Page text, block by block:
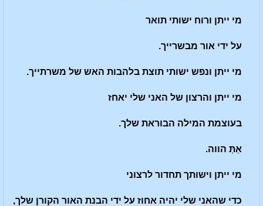
מי ייתן ורוח ישותי תואר
על ידי אור מבשרייך.
מי ייתן ונפש ישותי תוצת בלהבות האש של משרתייך.
מי ייתן והרצון של האני שלי יאחז
בעוצמת המילה הבוראת שלך.
אַתְּ הווה.
מי ייתן וישותך תחדור לרצוני
כדי שהאני שלי יהיה אחוז על ידי הבנת האור הקורן שלך,